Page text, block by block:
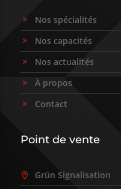
9 Nos spécialités
9 Nos capacités
9 Nos actualités
9 À propos
9 Contact
Point de vente
 Grün Signalisation